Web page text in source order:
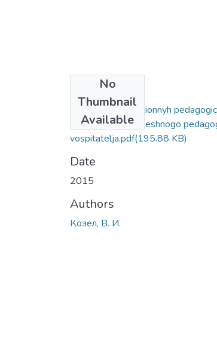
No
Thumbnail
Available
Integracija innovacionnyh
v podgotovke uspeshnogo
vospitatelja.pdf(195.88 KB)
Date
2015
Authors
Козел, В. И.